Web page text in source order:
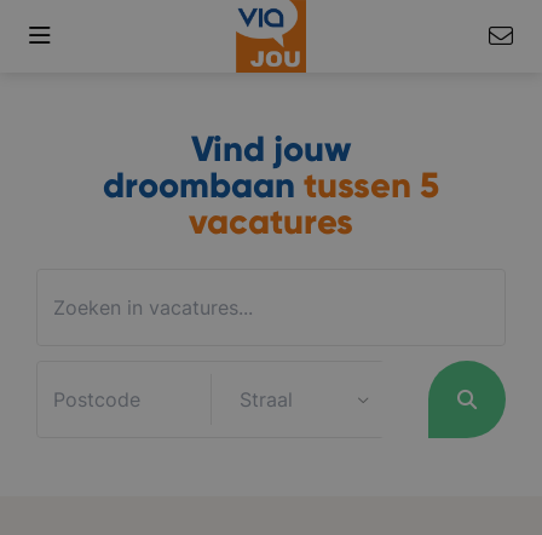
Vind jouw
droombaan tussen 5
vacatures